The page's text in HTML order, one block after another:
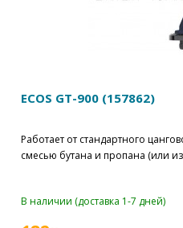
ECOS GT-900 (157862)
Работает от стандартного
смесью бутана и пропана (или
В наличии (доставка 1-7 дней)